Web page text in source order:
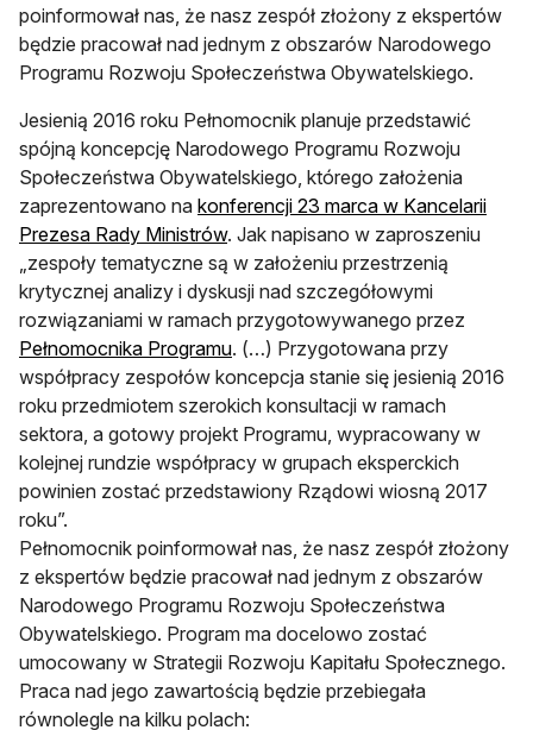
poinformował nas, że nasz zespół złożony z ekspertów
będzie pracował nad jednym z obszarów Narodowego
Programu Rozwoju Społeczeństwa Obywatelskiego.
Jesienią 2016 roku Pełnomocnik planuje przedstawić
spójną koncepcję Narodowego Programu Rozwoju
Społeczeństwa Obywatelskiego, którego założenia
zaprezentowano na konferencji 23 marca w Kancelarii
Prezesa Rady Ministrów. Jak napisano w zaproszeniu
„zespoły tematyczne są w założeniu przestrzenią
krytycznej analizy i dyskusji nad szczegółowymi
rozwiązaniami w ramach przygotowywanego przez
Pełnomocnika Programu. (…) Przygotowana przy
współpracy zespołów koncepcja stanie się jesienią 2016
roku przedmiotem szerokich konsultacji w ramach
sektora, a gotowy projekt Programu, wypracowany w
kolejnej rundzie współpracy w grupach eksperckich
powinien zostać przedstawiony Rządowi wiosną 2017
roku”.
Pełnomocnik poinformował nas, że nasz zespół złożony
z ekspertów będzie pracował nad jednym z obszarów
Narodowego Programu Rozwoju Społeczeństwa
Obywatelskiego. Program ma docelowo zostać
umocowany w Strategii Rozwoju Kapitału Społecznego.
Praca nad jego zawartością będzie przebiegała
równolegle na kilku polach: